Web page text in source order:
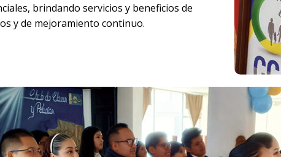
brindando servicios y beneficios de
y de mejoramiento continuo.